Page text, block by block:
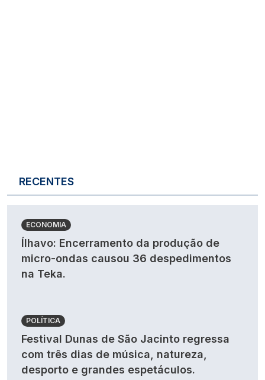
RECENTES
ECONOMIA
Ílhavo: Encerramento da produção de
micro-ondas causou 36 despedimentos
na Teka.
POLÍTICA
Festival Dunas de São Jacinto regressa
com três dias de música, natureza,
desporto e grandes espetáculos.